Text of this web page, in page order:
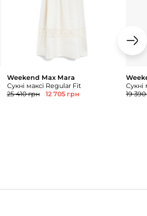
Weekend Max Mara
Сукні максі Regular Fit
25 410 грн
12 705 грн
Сукні
19